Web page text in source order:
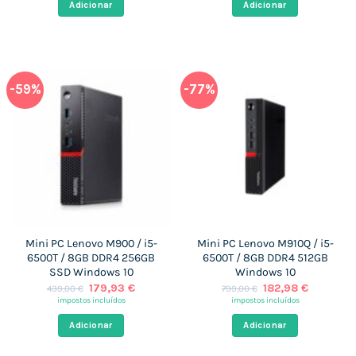
249,00 €.
Adicionar
830,00 €.
Adicionar
-59%
Mini PC Lenovo M900 / i5-
6500T / 8GB DDR4 256GB
SSD Windows 10
439,00€ O
preço
era:
439,00 €.
179,93€O
impostos incluídos
Adicionar
-77%
Mini PC Lenovo M910Q / i5-
6500T / 8GB DDR4 512GB
Windows 10
799,00€ O
preço
era:
799,00 €.
182,98€O
impostos incluídos
Adicionar